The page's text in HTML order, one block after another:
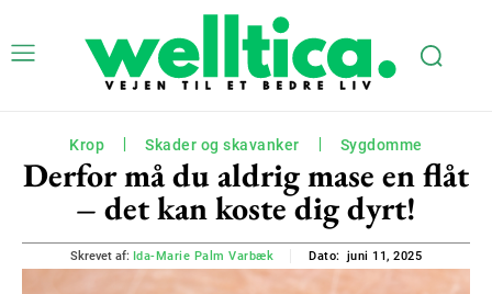
Krop Skader og skavanker Sygdomme
Derfor må du aldrig mase en flåt
– det kan koste dig dyrt!
Skrevet af: Ida-Marie Palm Varbæk Dato: juni 11, 2025